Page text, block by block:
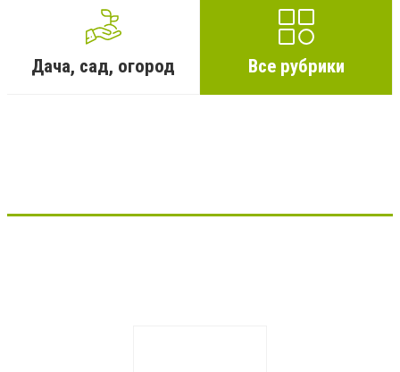
Дача, сад, огород Все рубрики